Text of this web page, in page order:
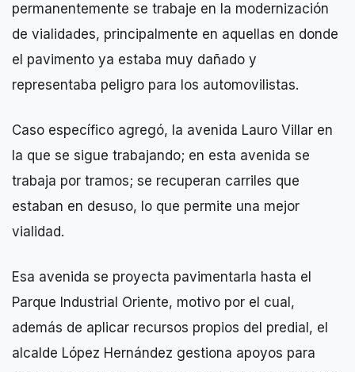
permanentemente se trabaje en la modernización
de vialidades, principalmente en aquellas en donde
el pavimento ya estaba muy dañado y
representaba peligro para los automovilistas.
Caso específico agregó, la avenida Lauro Villar en
la que se sigue trabajando; en esta avenida se
trabaja por tramos; se recuperan carriles que
estaban en desuso, lo que permite una mejor
vialidad.
Esa avenida se proyecta pavimentarla hasta el
Parque Industrial Oriente, motivo por el cual,
además de aplicar recursos propios del predial, el
alcalde López Hernández gestiona apoyos para